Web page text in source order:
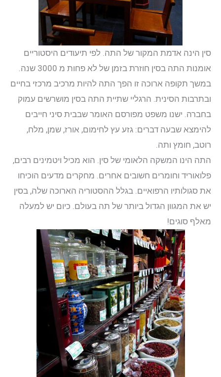
סין הינה אדמת המקור של התה. לפי תיעודים היסטוריים
אומנות התה בסין חוזרת בזמן של לא פחות מ 3000 שנה.
במשך תקופה ארוכה זו הפך התה להיות מרכיב מרכזי בחיים
ובתרבות הסינית. הרגליי שתיית התה בסין מושרשים עמוק
בחברה. ישנו משפט מפורסם האומר שבבית סיני חייבים
להימצא שבעה דברים: גזע עץ לחימום, אורז, שמן, מלח,
רוטב, חומץ ותה.
התה הינו המשקה הלאומי של סין. הוא מכיל ויטמינים רבים,
פלואוריד וחומרים חשובים אחרים. מחקרים מדעים הוכיחו
את סגולותיו הרפואיים. בגלל ההסטוריה הארוכה שלה, בסין
יש את המגוון הגדול ביותר של תה בעולם. כיום יש למעלה
מאלף סוגים!